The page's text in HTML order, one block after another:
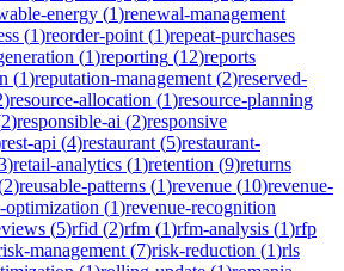
energy (1)renewal-management
(1)reorder-point (1)repeat-purchases
(1)reporting (12)reports
(1)reputation-management (2)reserved-
)resource-allocation (1)resource-planning
2)responsible-ai (2)responsive
rest-api (4)restaurant (5)restaurant-
)retail-analytics (1)retention (9)returns
2)reusable-patterns (1)revenue (10)revenue-
optimization (1)revenue-recognition
(5)rfid (2)rfm (1)rfm-analysis (1)rfp
management (7)risk-reduction (1)rls